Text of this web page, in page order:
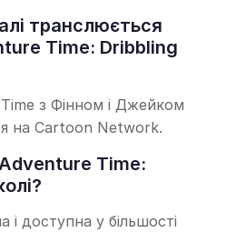
транслюється
Time: Dribbling
з Фінном і Джейком
на Cartoon Network.
Time:
і доступна у більшості